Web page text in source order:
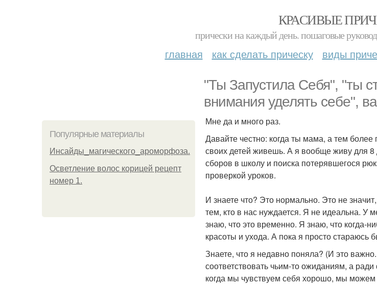
КРАСИВЫЕ
прически на каждый день. пошаговые
главная как сделать прическу виды
"Ты Запустила Себя", "ты
внимания уделять себе",
Популярные материалы
Инсайды_магического_ароморфоза.
Осветление волос корицей рецепт
номер 1.
Мне да и много раз.
Давайте честно: когда ты мама, а тем
своих детей живешь. А я вообще живу для 8
сборов в школу и поиска потерявшегося
проверкой уроков.
И знаете что? Это нормально. Это не
тем, кто в нас нуждается. Я не идеальна. У
знаю, что это временно. Я знаю, что когда-
красоты и ухода. А пока я просто стараюсь
Знаете, что я недавно поняла? (И это
соответствовать чьим-то ожиданиям, а
когда мы чувствуем себя хорошо, мы